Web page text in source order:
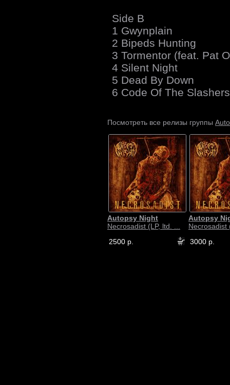
Side B
1 Gwynplain
2 Bipeds Hunting
3 Tormentor (feat. Pat
4 Silent Night
5 Dead By Down
6 Code Of The Slashers
Посмотреть все релизы группы
Autopsy Night
Necrosadist (LP, ltd. ...
2500 р.
Autopsy
Necrosadist
3000 р.